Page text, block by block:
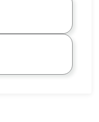
بین قاعده تجاوز و
این مطلب را هم به این
توانستند این قسمت را هم
گفت شما رکوع ندارید، یقین
استصحاب عدم رکوع جاری